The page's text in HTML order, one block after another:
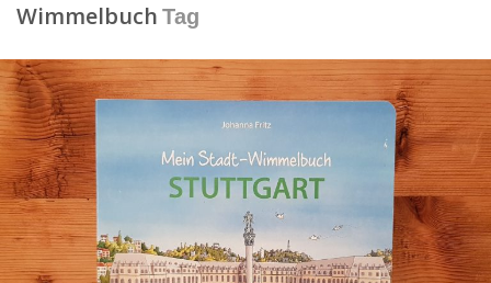
Wimmelbuch Tag
READ MORE